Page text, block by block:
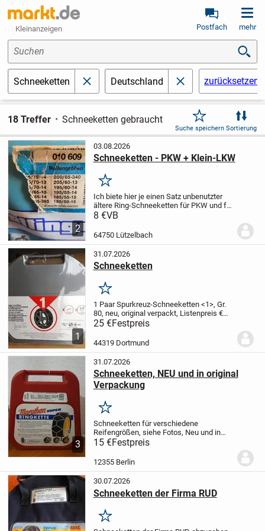
Kleinanzeigen Postfach mehr
Suchen
Schneeketten schließenDeutschland schließenzurücksetzen
18 Treffer Schneeketten gebraucht
Suche speichern Sortierung
2
03.08.2026
Schneeketten - PKW + Klein-LKW
Merken
Ich biete hier je einen Satz unbenutzter
ältere Ring-Schneeketten für PKW und für
Klein-LKW an.
64750/Odenwald
8 €VB
64750 Lützelbach
1
31.07.2026
Schneeketten
Merken
1 Paar Spurkreuz-Schneeketten <1>, Gr.
80, neu, original verpackt, Listenpreis €
50,--, für die Hälfte abzugeben.
25 €Festpreis
44319 Dortmund
3
31.07.2026
Schneeketten, NEU und in original
Verpackung
Merken
Schneeketten für verschiedene
Reifengrößen, siehe Fotos, Neu und in
original Verpackung, nicht geöffnet und
Versand möglich +7.- €
15 €Festpreis
12355 Berlin
30.07.2026
Schneeketten der Firma RUD
Merken